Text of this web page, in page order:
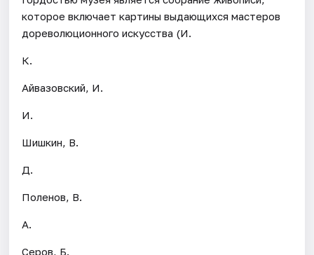
которое включает картины выдающихся мастеров
дореволюционного искусства (И.
К.
Айвазовский, И.
И.
Шишкин, В.
Д.
Поленов, В.
А.
Серов, Б.